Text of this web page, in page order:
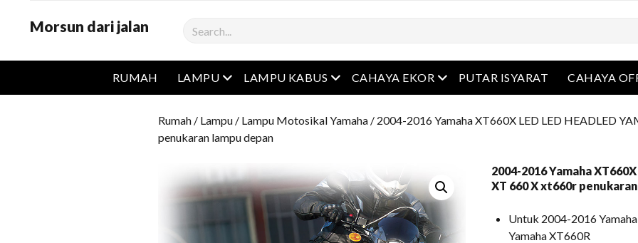
Morsun dari jalan Cari
RUMAH LAMPU Buka menu
LAMPU KABUS Buka menu
CAHAYA EKOR Buka menu
PUTAR ISYARAT CAHAYA
Rumah / Lampu / Lampu Motosikal Yamaha / 2004-2016 Yamaha XT660X LED LED HEADLED
penukaran lampu depan
2004-2016 Yamaha
XT 660 X xt660r
Untuk 2004-2016
Yamaha XT660R